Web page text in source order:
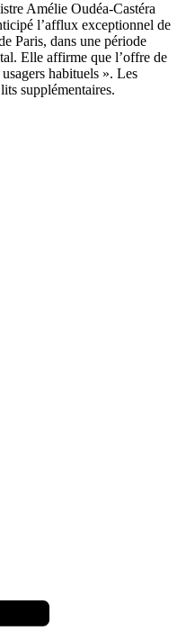
Amélie Oudéa-Castéra
l’afflux exceptionnel de
Paris, dans une période
Elle affirme que l’offre de
habituels ». Les
supplémentaires.